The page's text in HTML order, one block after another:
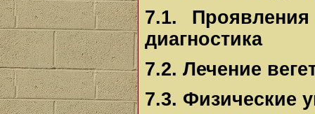
7.1.
диагностика
7.2. Лечение
7.3. Физические